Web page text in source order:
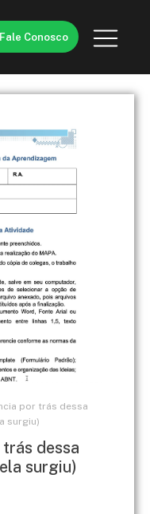
Fale Conosco
por trás dessa
surgiu)
dessa
surgiu)